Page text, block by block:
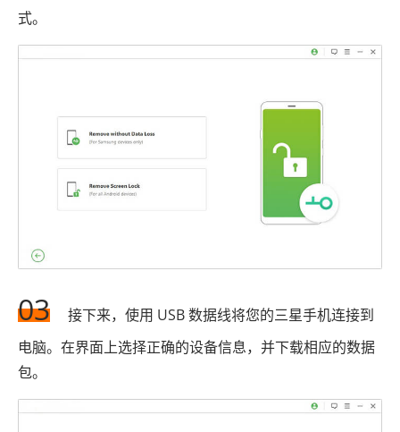
式。
03
接下来，使用 USB 数据线将您的三星手机连接到
电脑。在界面上选择正确的设备信息，并下载相应的数据
包。